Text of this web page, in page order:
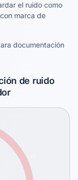
el ruido como
marca de
documentación
de ruido